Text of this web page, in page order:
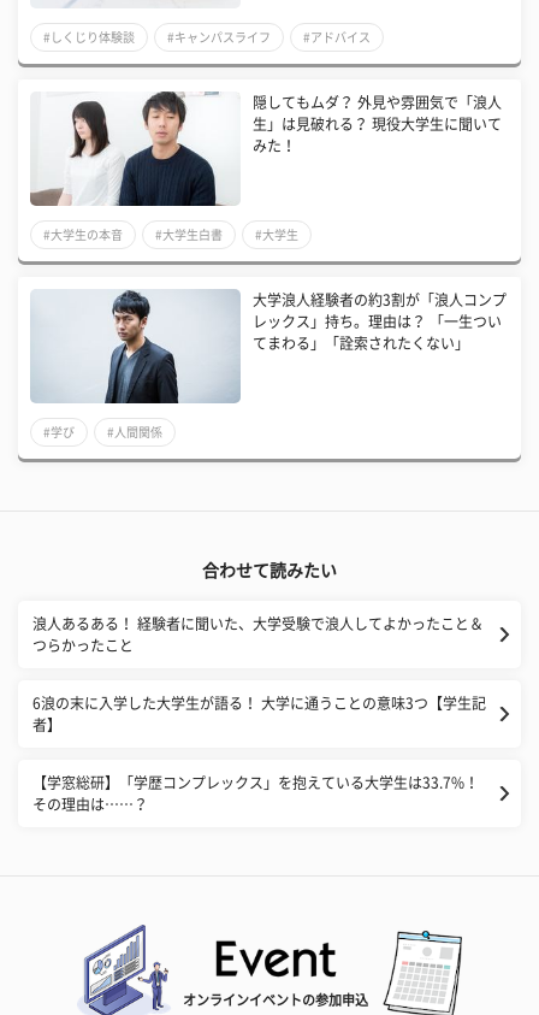
#しくじり体験談 #キャンパスライフ #アドバイス
隠してもムダ？ 外見や雰囲気で「浪人
生」は見破れる？ 現役大学生に聞いて
みた！
#大学生の本音 #大学生白書 #大学生
大学浪人経験者の約3割が「浪人コンプ
レックス」持ち。理由は？ 「一生つい
てまわる」「詮索されたくない」
#学び #人間関係
合わせて読みたい
​浪人あるある！ 経験者に聞いた、大学受験で浪人してよかったこと＆
つらかったこと
6浪の末に入学した大学生が語る！ 大学に通うことの意味3つ【学生記
者】
【学窓総研】「学歴コンプレックス」を抱えている大学生は33.7%！
その理由は……？
オンラインイベントの参加申込